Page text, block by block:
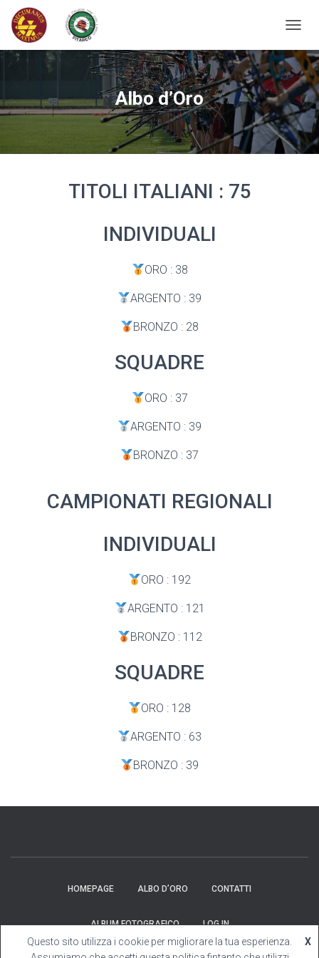
O
G
G
L
E
N
A
V
Albo d’Oro
TITOLI ITALIANI : 75
INDIVIDUALI
ORO : 38
ARGENTO : 39
BRONZO : 28
SQUADRE
ORO : 37
ARGENTO : 39
BRONZO : 37
CAMPIONATI REGIONALI
INDIVIDUALI
ORO : 192
ARGENTO : 121
BRONZO : 112
SQUADRE
ORO : 128
ARGENTO : 63
BRONZO : 39
HOMEPAGE ALBO D’ORO CONTATTI
ALBUM FOTOGRAFICO LOG IN
Questo sito utilizza i cookie per migliorare la tua esperienza.
X